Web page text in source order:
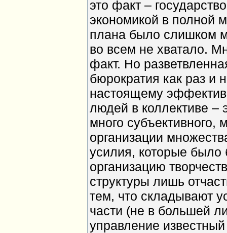
это факт –
экономикой в полной
плана было слишком
во всем не хватало.
факт. Но
бюрократия как раз и
настоящему
людей в коллективе –
много субъективного,
организации
усилия, которые было
организацию
структуры лишь
тем, что складывают
части (не в большей
управление